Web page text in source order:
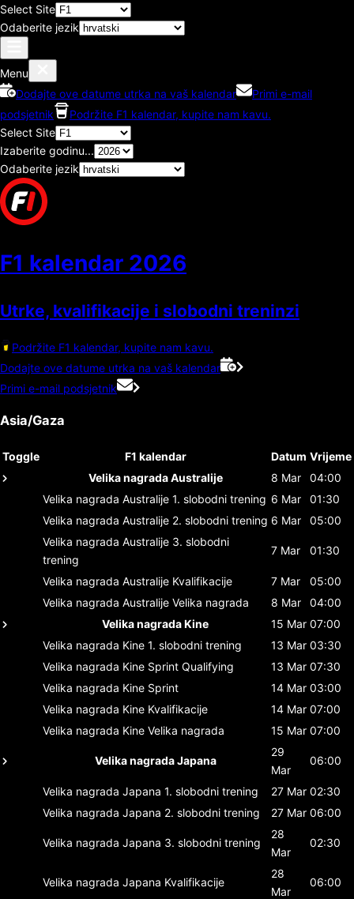
Select Site
Odaberite jezik
Menu
Dodajte ove datume utrka na vaš kalendar
Primi e-mail
podsjetnik
Podržite F1 kalendar, kupite nam kavu.
Select Site
Izaberite godinu...
Odaberite jezik
F1 kalendar 2026
Utrke, kvalifikacije i slobodni treninzi
Podržite F1 kalendar, kupite nam kavu.
Dodajte ove datume utrka na vaš kalendar
Primi e-mail podsjetnik
Asia/Gaza
Toggle F1 kalendar Datum Vrijeme
Velika nagrada Australije
8 Mar
04:00
Velika nagrada Australije 1. slobodni trening 6 Mar
01:30
Velika nagrada Australije 2. slobodni trening 6 Mar
05:00
Velika nagrada Australije 3. slobodni
trening
7 Mar 01:30
Velika nagrada Australije Kvalifikacije 7 Mar
05:00
Velika nagrada Australije Velika nagrada 8 Mar
04:00
Velika nagrada Kine
15 Mar 07:00
Velika nagrada Kine 1. slobodni trening 13 Mar 03:30
Velika nagrada Kine Sprint Qualifying 13 Mar 07:30
Velika nagrada Kine Sprint 14 Mar 03:00
Velika nagrada Kine Kvalifikacije 14 Mar 07:00
Velika nagrada Kine Velika nagrada 15 Mar 07:00
Velika nagrada Japana
29
Mar
06:00
Velika nagrada Japana 1. slobodni trening 27 Mar 02:30
Velika nagrada Japana 2. slobodni trening 27 Mar 06:00
Velika nagrada Japana 3. slobodni trening
28
Mar
02:30
Velika nagrada Japana Kvalifikacije
28
Mar
06:00